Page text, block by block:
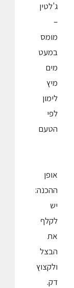
ג'לטין
–
מומס
במעט
מים
מיץ
לימון
לפי
הטעם
אופן
ההכנה:
יש
לקלף
את
הבצל
ולקצוץ
דק.